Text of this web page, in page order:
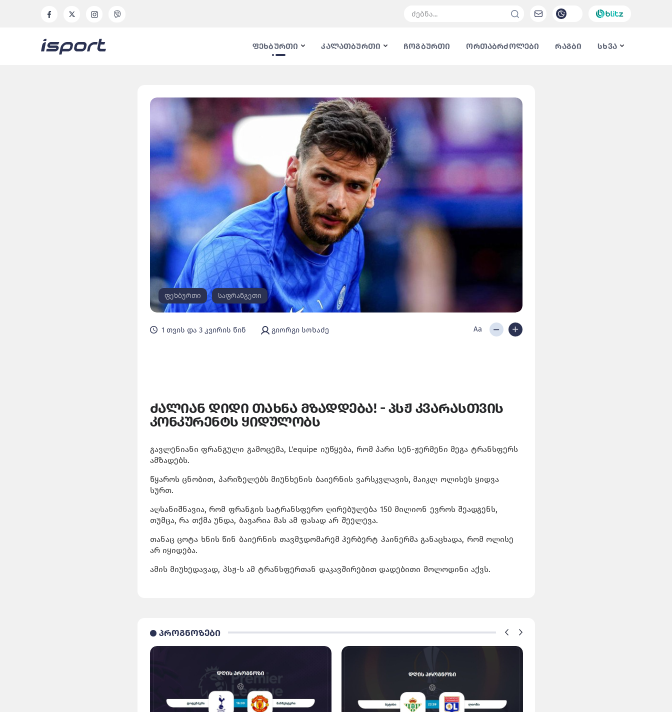
ფეხბურთი კალათბურთი ჩოგბურთი ორთაბრძოლები რაგბი სხვა
ფეხბურთი საფრანგეთი
1 თვის და 3 კვირის წინ გიორგი სოხაძე Aa
ძალიან დიდი თახნა მზადდება! - პსჟ კვარასთვის
კონკურენტს ყიდულობს
გავლენიანი ფრანგული გამოცემა, L'equipe იუწყება, რომ პარი სენ-ჟერმენი მეგა ტრანსფერს
ამზადებს.
წყაროს ცნობით, პარიზელებს მიუნხენის ბაიერნის ვარსკვლავის, მაიკლ ოლისეს ყიდვა
სურთ.
აღსანიშნავია, რომ ფრანგის სატრანსფერო ღირებულება 150 მილიონ ევროს შეადგენს,
თუმცა, რა თქმა უნდა, ბავარია მას ამ ფასად არ შეელევა.
თანაც ცოტა ხნის წინ ბაიერნის თავმჯდომარემ ჰერბერტ ჰაინერმა განაცხადა, რომ ოლისე
არ იყიდება.
ამის მიუხედავად, პსჟ-ს ამ ტრანსფერთან დაკავშირებით დადებითი მოლოდინი აქვს.
პროგნოზები